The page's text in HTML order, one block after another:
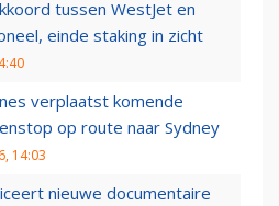
tussen WestJet en
einde staking in zicht
verplaatst komende
op route naar Sydney
14:03
nieuwe documentaire